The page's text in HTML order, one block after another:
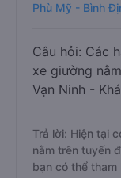
Phù Mỹ - Bình
Câu hỏi: Các
xe giường
Vạn Ninh -
Trả lời: Hiện tại
nằm trên tuyến
bạn có thể